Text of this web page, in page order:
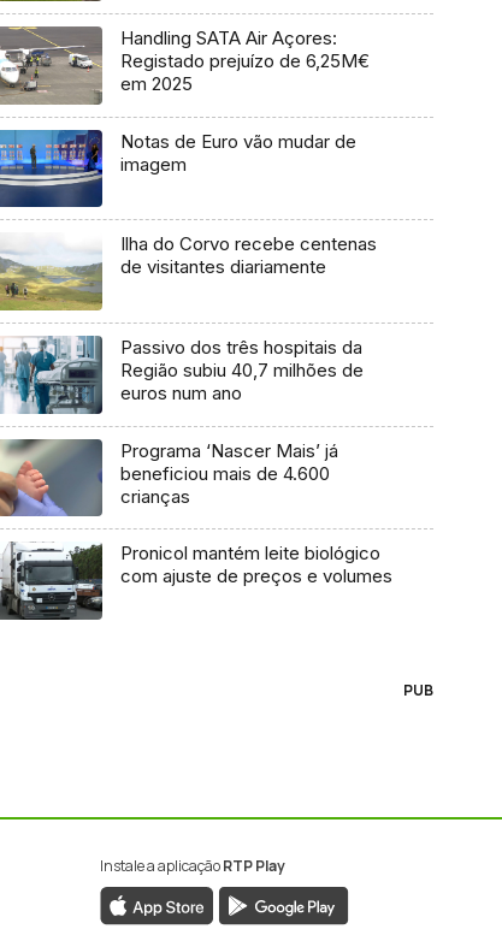
Handling SATA Air Açores:
Registado prejuízo de 6,25M€
em 2025
Notas de Euro vão mudar de
imagem
Ilha do Corvo recebe centenas
de visitantes diariamente
Passivo dos três hospitais da
Região subiu 40,7 milhões de
euros num ano
Programa ‘Nascer Mais’ já
beneficiou mais de 4.600
crianças
Pronicol mantém leite biológico
com ajuste de preços e volumes
PUB
Instale a aplicaçãoRTP Play